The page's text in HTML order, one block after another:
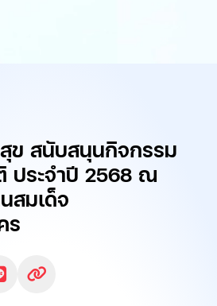
ข สนับสนุนกิจกรรม
ประจำปี 2568 ณ
สมเด็จ
ร